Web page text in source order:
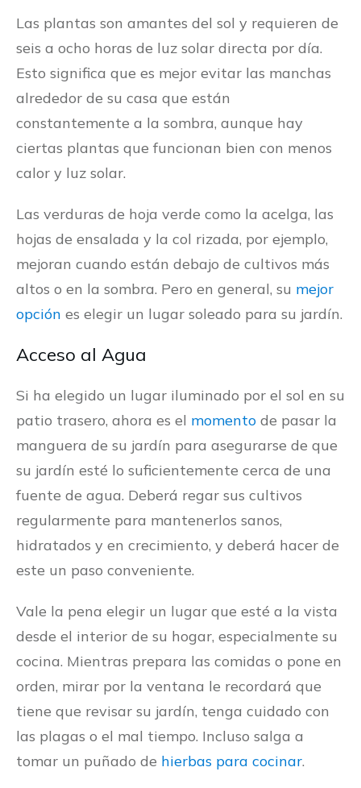
Las plantas son amantes del sol y requieren de
seis a ocho horas de luz solar directa por día.
Esto significa que es mejor evitar las manchas
alrededor de su casa que están
constantemente a la sombra, aunque hay
ciertas plantas que funcionan bien con menos
calor y luz solar.
Las verduras de hoja verde como la acelga, las
hojas de ensalada y la col rizada, por ejemplo,
mejoran cuando están debajo de cultivos más
altos o en la sombra. Pero en general, su mejor
opción es elegir un lugar soleado para su jardín.
Acceso al Agua
Si ha elegido un lugar iluminado por el sol en su
patio trasero, ahora es el momento de pasar la
manguera de su jardín para asegurarse de que
su jardín esté lo suficientemente cerca de una
fuente de agua. Deberá regar sus cultivos
regularmente para mantenerlos sanos,
hidratados y en crecimiento, y deberá hacer de
este un paso conveniente.
Vale la pena elegir un lugar que esté a la vista
desde el interior de su hogar, especialmente su
cocina. Mientras prepara las comidas o pone en
orden, mirar por la ventana le recordará que
tiene que revisar su jardín, tenga cuidado con
las plagas o el mal tiempo. Incluso salga a
tomar un puñado de hierbas para cocinar.